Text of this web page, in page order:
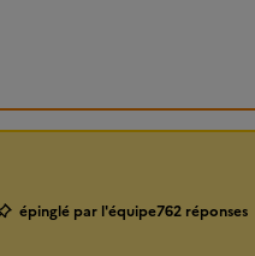
épinglé par l'équipe762 réponses